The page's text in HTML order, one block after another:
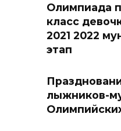
Олимпиада
класс
2021 2022
этап
лыжников-